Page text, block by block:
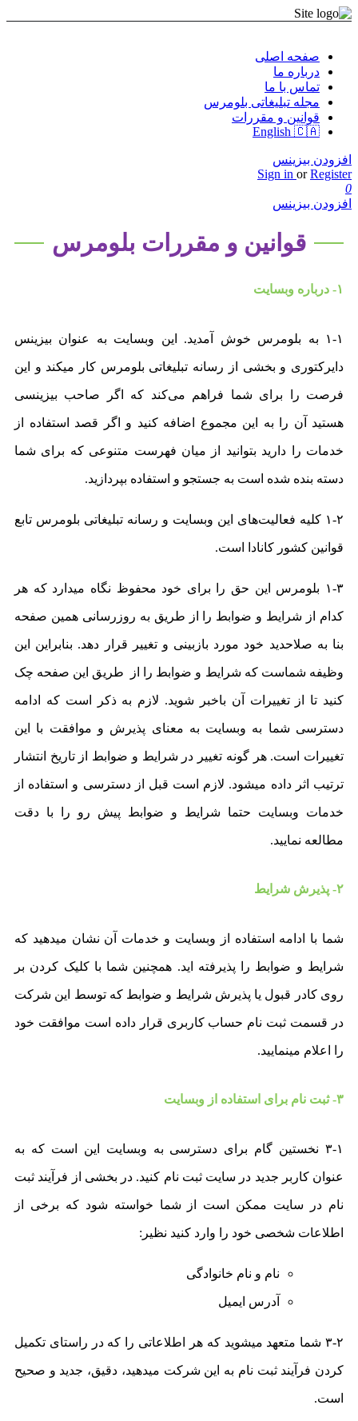
صفحه اصلی
درباره ما
تماس با ما
مجله تبلیغاتی بلومرس
قوانین و مقررات
English 🇨🇦
افزودن بیزینس
Sign in or Register
0
افزودن بیزینس
قوانین و مقررات بلومرس
۱- درباره وبسایت
۱-۱ به بلومرس خوش آمدید. این وبسایت به عنوان بیزینس
دایرکتوری و بخشی از رسانه تبلیغاتی بلومرس کار میکند و این
فرصت را برای شما فراهم می‌کند که اگر صاحب بیزینسی
هستید آن را به این مجموع اضافه کنید و اگر قصد استفاده از
خدمات را دارید بتوانید از میان فهرست متنوعی که برای شما
دسته بنده شده‌ است به جستجو و استفاده بپردازید.
۱-۲ کلیه فعالیت‌های این وبسایت و رسانه تبلیغاتی بلومرس تابع
قوانین کشور کانادا است.
۱-۳ بلومرس این حق را برای خود محفوظ نگاه میدارد که هر
کدام از شرایط و ضوابط را از طریق به روزرسانی همین صفحه
بنا به صلاحدید خود مورد بازبینی و تغییر قرار دهد. بنابراین این
وظیفه شماست که شرایط و ضوابط را از طریق این صفحه چک
کنید تا از تغییرات آن باخبر شوید. لازم به ذکر است که ادامه
دسترسی شما به وبسایت به معنای پذیرش و موافقت با این
تغییرات است. هر گونه تغییر در شرایط و ضوابط از تاریخ انتشار
ترتیب اثر داده میشود. لازم است قبل از دسترسی و استفاده از
خدمات وبسایت حتما شرایط و ضوابط پیش رو را با دقت
مطالعه نمایید.
۲- پذیرش شرایط
شما با ادامه استفاده از وبسایت و خدمات آن نشان میدهید که
شرایط و ضوابط را پذیرفته اید. همچنین شما با کلیک کردن بر
روی کادر قبول یا پذیرش شرایط و ضوابط که توسط این شرکت
در قسمت ثبت نام حساب کاربری قرار داده است موافقت خود
را اعلام مینمایید.
۳- ثبت نام برای استفاده از وبسایت
۳-۱ نخستین گام برای دسترسی به وبسایت این است که به
عنوان کاربر جدید در سایت ثبت نام کنید. در بخشی از فرآیند ثبت
نام در سایت ممکن است از شما خواسته شود که برخی از
اطلاعات شخصی خود را وارد کنید نظیر:
نام و نام خانوادگی
آدرس ایمیل
۳-۲ شما متعهد میشوید که هر اطلاعاتی را که در راستای تکمیل
کردن فرآیند ثبت نام به این شرکت میدهید، دقیق، جدید و صحیح
است.